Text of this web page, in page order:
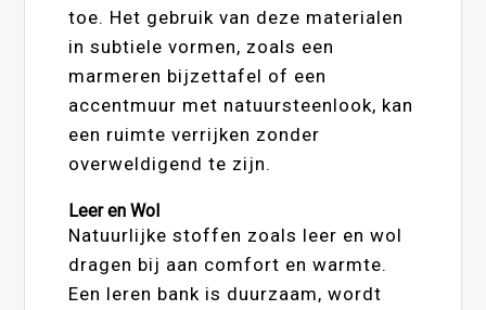
toe. Het gebruik van deze materialen
in subtiele vormen, zoals een
marmeren bijzettafel of een
accentmuur met natuursteenlook, kan
een ruimte verrijken zonder
overweldigend te zijn.
Leer en Wol
Natuurlijke stoffen zoals leer en wol
dragen bij aan comfort en warmte.
Een leren bank is duurzaam, wordt